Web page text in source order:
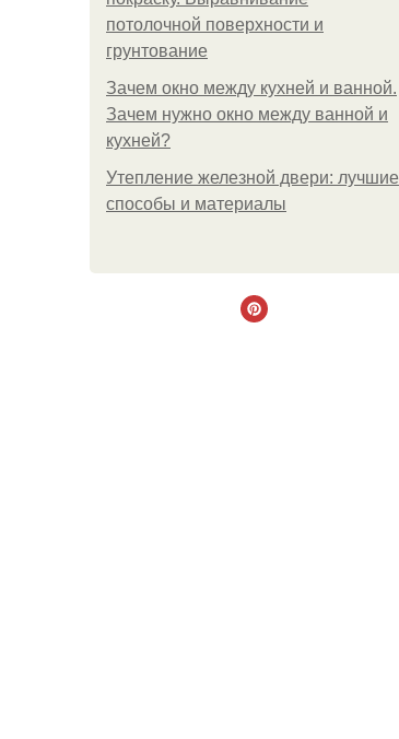
потолочной поверхности и
грунтование
Зачем окно между кухней и ванной.
Зачем нужно окно между ванной и
кухней?
Утепление железной двери: лучшие
способы и материалы